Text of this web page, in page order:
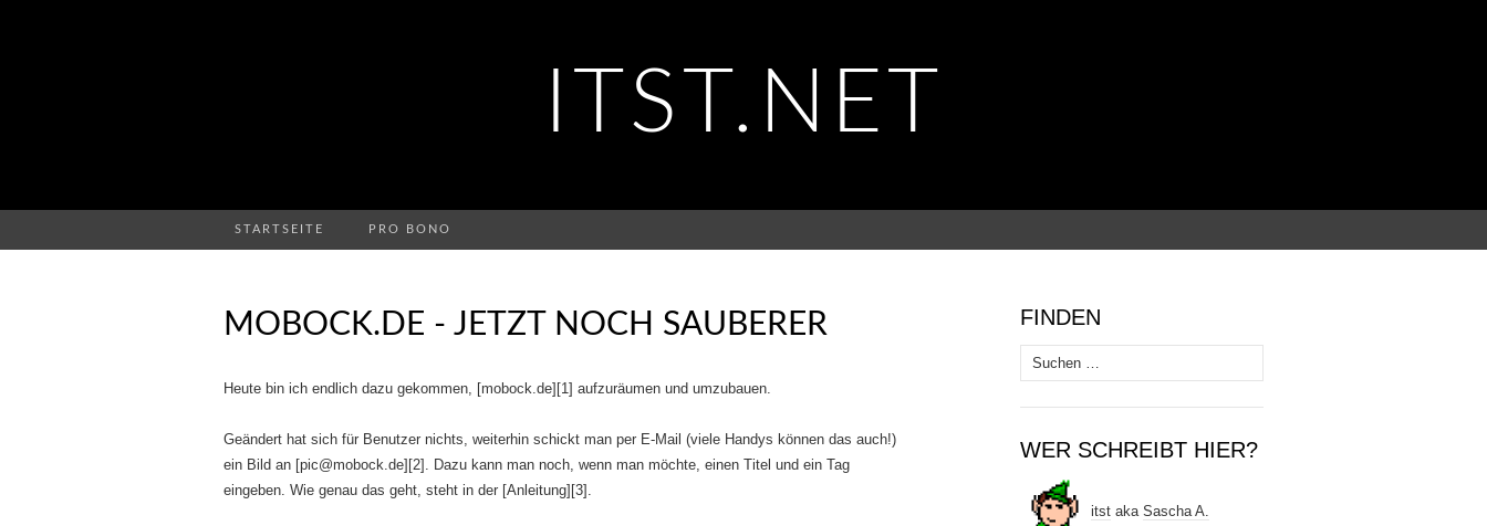
ITST.NET
STARTSEITE PRO BONO
nach:
MOBOCK.DE - JETZT NOCH SAUBERER
Heute bin ich endlich dazu gekommen, [mobock.de][1] aufzuräumen und umzubauen.
Geändert hat sich für Benutzer nichts, weiterhin schickt man per E-Mail (viele Handys können das auch!)
ein Bild an [pic@mobock.de][2]. Dazu kann man noch, wenn man möchte, einen Titel und ein Tag
eingeben. Wie genau das geht, steht in der [Anleitung][3].
FINDEN
Suchen
nach:
WER SCHREIBT HIER?
itst aka Sascha A.